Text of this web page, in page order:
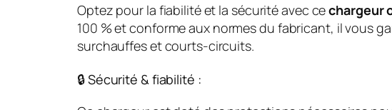
Optez pour la fiabilité et la sécurité avec cechargeur
100 % et conforme aux normes du fabricant, il vous
surchauffes et courts-circuits.
🔒 Sécurité & fiabilité :